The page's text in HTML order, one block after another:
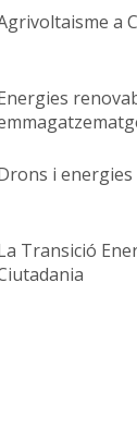
a
i
Transició